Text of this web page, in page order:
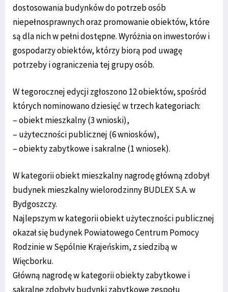
dostosowania budynków do potrzeb osób
niepełnosprawnych oraz promowanie obiektów, które
są dla nich w pełni dostępne. Wyróżnia on inwestorów i
gospodarzy obiektów, którzy biorą pod uwagę
potrzeby i ograniczenia tej grupy osób.
W tegorocznej edycji zgłoszono 12 obiektów, spośród
których nominowano dziesięć w trzech kategoriach:
– obiekt mieszkalny (3 wnioski),
– użyteczności publicznej (6 wniosków),
– obiekty zabytkowe i sakralne (1 wniosek).
W kategorii obiekt mieszkalny nagrodę główną zdobył
budynek mieszkalny wielorodzinny BUDLEX S.A. w
Bydgoszczy.
Najlepszym w kategorii obiekt użyteczności publicznej
okazał się budynek Powiatowego Centrum Pomocy
Rodzinie w Sępólnie Krajeńskim, z siedzibą w
Więcborku.
Główną nagrodę w kategorii obiekty zabytkowe i
sakralne zdobyły budynki zabytkowe zespołu